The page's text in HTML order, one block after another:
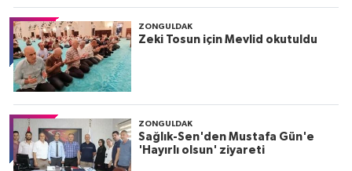
ZONGULDAK
Zeki Tosun için Mevlid okutuldu
ZONGULDAK
Sağlık-Sen'den Mustafa Gün'e
'Hayırlı olsun' ziyareti